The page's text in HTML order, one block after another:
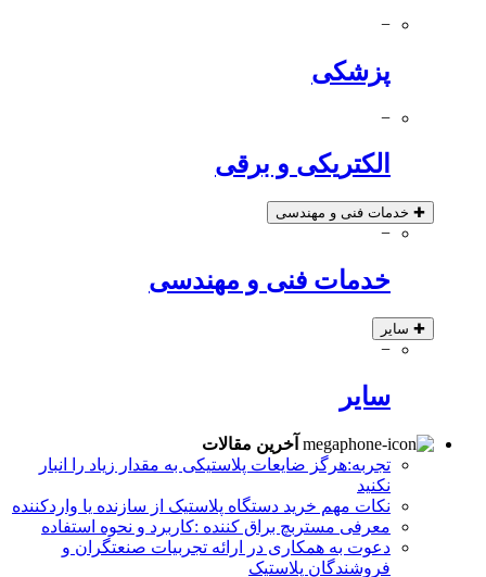
−
پزشکی
−
الکتریکی و برقی
✚ خدمات فنی و مهندسی
−
خدمات فنی و مهندسی
✚ سایر
−
سایر
آخرین مقالات
تجربه:هرگز ضایعات پلاستیکی به مقدار زیاد را انبار
نکنید
نکات مهم خرید دستگاه پلاستیک از سازنده یا واردکننده
معرفی مستربچ براق کننده :کاربرد و نحوه استفاده
دعوت به همکاری در ارائه تجربیات صنعتگران و
فروشندگان پلاستیک